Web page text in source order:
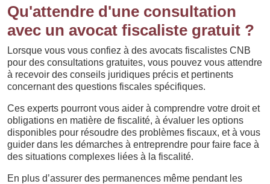
Qu'attendre d'une consultation
avec un avocat fiscaliste gratuit ?
Lorsque vous vous confiez à des avocats fiscalistes CNB
pour des consultations gratuites, vous pouvez vous attendre
à recevoir des conseils juridiques précis et pertinents
concernant des questions fiscales spécifiques.
Ces experts pourront vous aider à comprendre votre droit et
obligations en matière de fiscalité, à évaluer les options
disponibles pour résoudre des problèmes fiscaux, et à vous
guider dans les démarches à entreprendre pour faire face à
des situations complexes liées à la fiscalité.
En plus d’assurer des permanences même pendant les